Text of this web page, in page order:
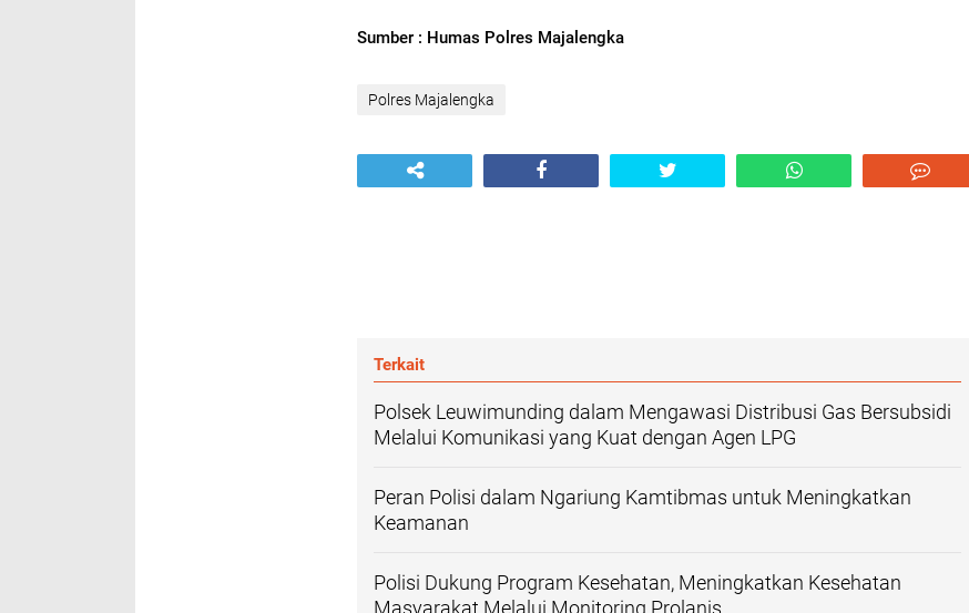
Sumber : Humas Polres Majalengka
Polres Majalengka
Terkait
Polsek Leuwimunding dalam Mengawasi Distribusi Gas Bersubsidi
Melalui Komunikasi yang Kuat dengan Agen LPG
Peran Polisi dalam Ngariung Kamtibmas untuk Meningkatkan
Keamanan
Polisi Dukung Program Kesehatan, Meningkatkan Kesehatan
Masyarakat Melalui Monitoring Prolanis